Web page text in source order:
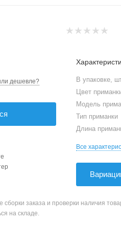
дешевле? В упаковке,
Цвет
Модель
Тип приманки
Длина
Все
сборки заказа и проверки наличия
на складе.